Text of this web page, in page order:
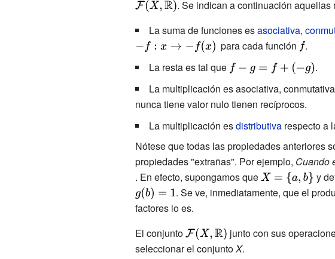
. Se indican a continuación aquellas
La suma de funciones esasociativa,
para cada función
.
La resta es tal que {\displaystyle
f-g=f+(-g)}
.
La multiplicación es asociativa,
nunca tiene valor nulo tienen recíprocos.
La multiplicación esdistributivarespecto a
Nótese que todas las propiedades anteriores
propiedades "extrañas". Por ejemplo, Cuando
. En efecto, supongamos que{\displaystyle
X=\{a,b\}}
y
. Se ve, inmediatamente, que el
factores lo es.
El conjunto{\displaystyle
{\mathcal
junto con sus
seleccionar el conjuntoX.